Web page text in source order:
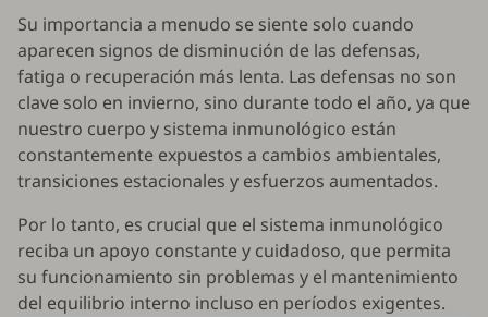
Su importancia a menudo se siente solo cuando
aparecen signos de disminución de las defensas,
fatiga o recuperación más lenta. Las defensas no son
clave solo en invierno, sino durante todo el año, ya que
nuestro cuerpo y sistema inmunológico están
constantemente expuestos a cambios ambientales,
transiciones estacionales y esfuerzos aumentados.
Por lo tanto, es crucial que el sistema inmunológico
reciba un apoyo constante y cuidadoso, que permita
su funcionamiento sin problemas y el mantenimiento
del equilibrio interno incluso en períodos exigentes.